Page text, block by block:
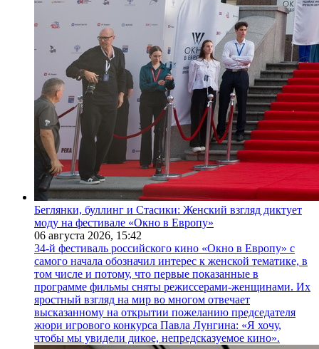
Беглянки, буллинг и Стасики: Женский взгляд диктует
моду на фестивале «Окно в Европу»
06 августа 2026, 15:42
34-й фестиваль российского кино «Окно в Европу» с
самого начала обозначил интерес к женской тематике, в
том числе и потому, что первые показанные в
программе фильмы сняты режиссерами-женщинами. Их
яростный взгляд на мир во многом отвечает
высказанному на открытии пожеланию председателя
жюри игрового конкурса Павла Лунгина: «Я хочу,
чтобы мы увидели дикое, непредсказуемое кино».